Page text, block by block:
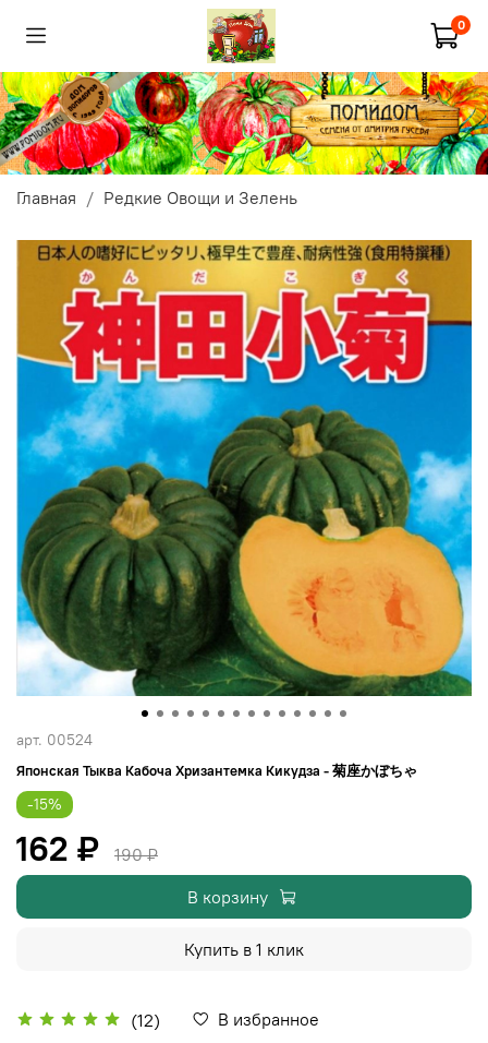
0
Главная Редкие Овощи и Зелень
арт. 00524
Японская Тыква Кабоча Хризантемка Кикудза - 菊座かぼちゃ
(12) В избранное
-15%
162 ₽
190 ₽
В корзину
Купить в 1 клик